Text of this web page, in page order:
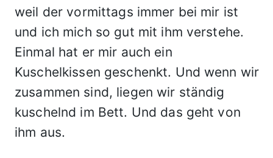
weil der vormittags immer bei mir ist
und ich mich so gut mit ihm verstehe.
Einmal hat er mir auch ein
Kuschelkissen geschenkt. Und wenn wir
zusammen sind, liegen wir ständig
kuschelnd im Bett. Und das geht von
ihm aus.